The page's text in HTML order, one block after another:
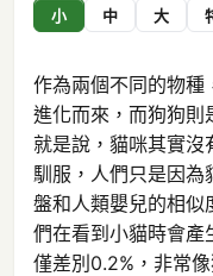
小 中 大
作為兩個不同的物種
進化而來，而狗狗則
就是說，貓咪其實沒
馴服，人們只是因為
盤和人類嬰兒的相似
們在看到小貓時會產
僅差別0.2%，非常